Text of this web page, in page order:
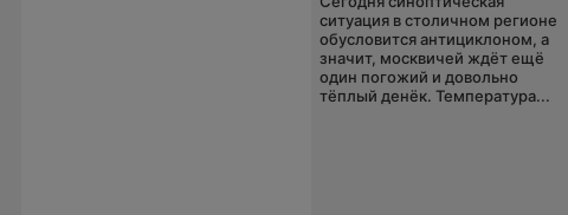
ситуация в столичном регионе
обусловится антициклоном, а
значит, москвичей ждёт ещё
один погожий и довольно
тёплый денёк. Температура...